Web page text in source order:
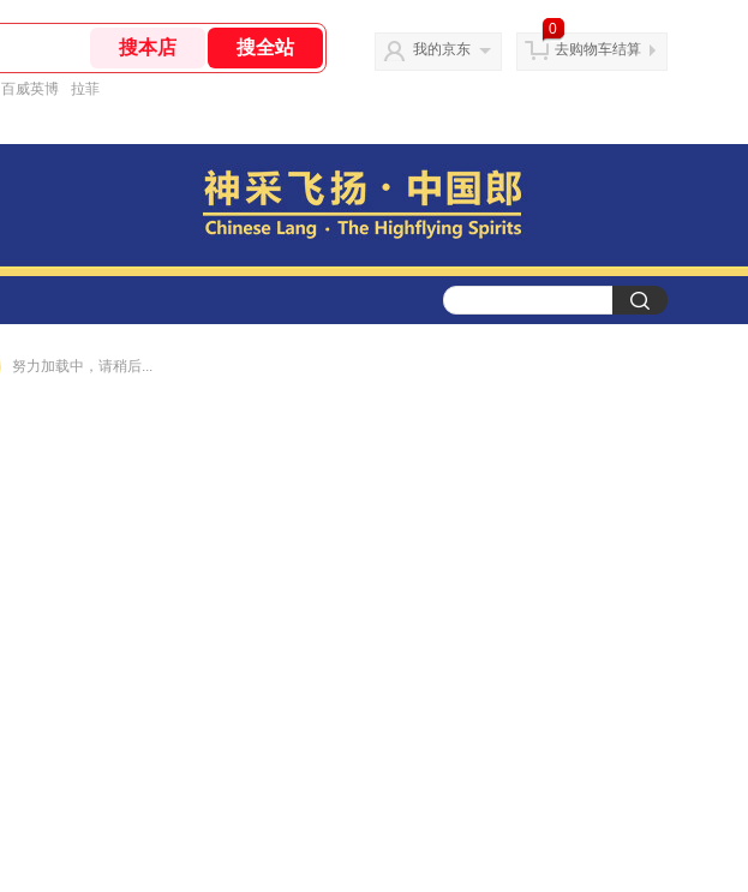
百威英博 拉菲
我的京东
0
去购物车结算
努力加载中，请稍后...